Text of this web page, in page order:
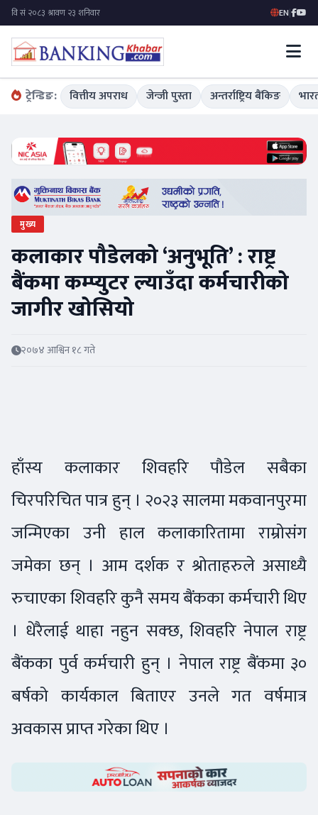
EN|
ट्रेन्डिङ: वित्तीय अपराध जेन्जी पुस्ता अन्तर्राष्ट्रिय बैंकिङ
मुख्य
कलाकार पौडेलको ‘अनुभूति’ : राष्ट्र
बैंकमा कम्प्युटर ल्याउँदा कर्मचारीको
जागीर खोसियो
२०७४ आश्विन १८ गते
हाँस्य कलाकार शिवहरि पौडेल सबैका
चिरपरिचित पात्र हुन् । २०२३ सालमा मकवानपुरमा
जन्मिएका उनी हाल कलाकारितामा राम्रोसंग
जमेका छन् । आम दर्शक र श्रोताहरुले असाध्यै
रुचाएका शिवहरि कुनै समय बैंकका कर्मचारी थिए
। धेरैलाई थाहा नहुन सक्छ, शिवहरि नेपाल राष्ट्र
बैंकका पुर्व कर्मचारी हुन् । नेपाल राष्ट्र बैंकमा ३०
बर्षको कार्यकाल बिताएर उनले गत वर्षमात्र
अवकास प्राप्त गरेका थिए ।